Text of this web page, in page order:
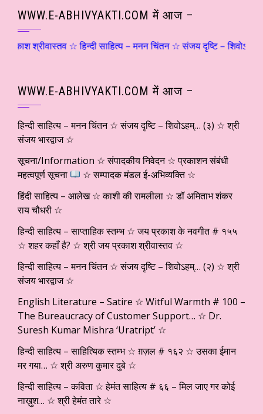
WWW.E-ABHIVYAKTI.COM में आज –
☆ हिन्दी साहित्य – मनन चिंतन ☆ संजय दृष्टि –
WWW.E-ABHIVYAKTI.COM में आज –
हिन्दी साहित्य – मनन चिंतन ☆ संजय दृष्टि – शिवोऽहम्… (३) ☆ श्री
संजय भारद्वाज ☆
सूचना/Information ☆ संपादकीय निवेदन ☆ प्रकाशन संबंधी
महत्वपूर्ण सूचना
☆ सम्पादक मंडल ई-अभिव्यक्ति ☆
हिंदी साहित्य – आलेख ☆ काशी की रामलीला ☆ डॉ अमिताभ शंकर
राय चौधरी ☆
हिन्दी साहित्य – साप्ताहिक स्तम्भ ☆ जय प्रकाश के नवगीत # १५५
☆ शहर कहाँ है? ☆ श्री जय प्रकाश श्रीवास्तव ☆
हिन्दी साहित्य – मनन चिंतन ☆ संजय दृष्टि – शिवोऽहम्… (२) ☆ श्री
संजय भारद्वाज ☆
English Literature – Satire ☆ Witful Warmth # 100 –
The Bureaucracy of Customer Support… ☆ Dr.
Suresh Kumar Mishra ‘Uratript’ ☆
हिन्दी साहित्य – साहित्यिक स्तम्भ ☆ ग़ज़ल # १६२ ☆ उसका ईमान
मर गया… ☆ श्री अरुण कुमार दुबे ☆
हिन्दी साहित्य – कविता ☆ हेमंत साहित्य # ६६ – मिल जाए गर कोई
नाख़ुश… ☆ श्री हेमंत तारे ☆